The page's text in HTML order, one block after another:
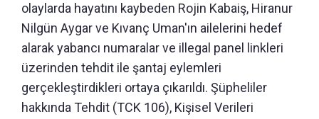
olaylarda hayatını kaybeden Rojin Kabaiş, Hiranur
Nilgün Aygar ve Kıvanç Uman'ın ailelerini hedef
alarak yabancı numaralar ve illegal panel linkleri
üzerinden tehdit ile şantaj eylemleri
gerçekleştirdikleri ortaya çıkarıldı. Şüpheliler
hakkında Tehdit (TCK 106), Kişisel Verileri